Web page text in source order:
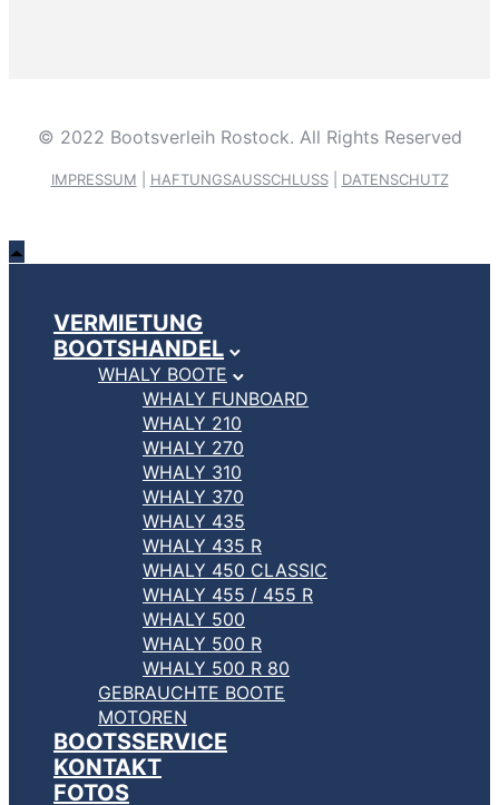
© 2022 Bootsverleih Rostock. All Rights Reserved
IMPRESSUM HAFTUNGSAUSSCHLUSS| DATENSCHUTZ
VERMIETUNG
BOOTSHANDEL
WHALY BOOTE
WHALY FUNBOARD
WHALY 210
WHALY 270
WHALY 310
WHALY 370
WHALY 435
WHALY 435 R
WHALY 450 CLASSIC
WHALY 455 / 455 R
WHALY 500
WHALY 500 R
WHALY 500 R 80
GEBRAUCHTE BOOTE
MOTOREN
BOOTSSERVICE
KONTAKT
FOTOS